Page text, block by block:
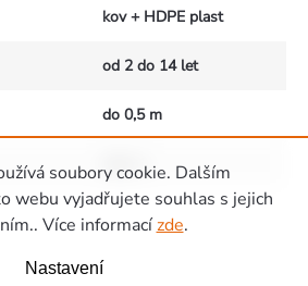
soubory cookie. Dalším
webu vyjadřujete souhlas s jejich
Více informacízde.
Nastavení
kov + HDPE plast
od 2 do 14 let
do 0,5 m
max. 1